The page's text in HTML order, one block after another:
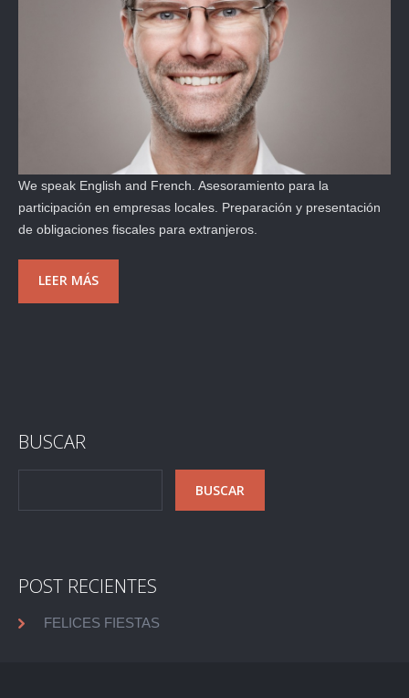
We speak English and French. Asesoramiento para la
participación en empresas locales. Preparación y presentación
de obligaciones fiscales para extranjeros.
LEER MÁS
BUSCAR
POST RECIENTES
FELICES FIESTAS